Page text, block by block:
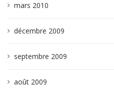
mars 2010
décembre 2009
septembre 2009
août 2009